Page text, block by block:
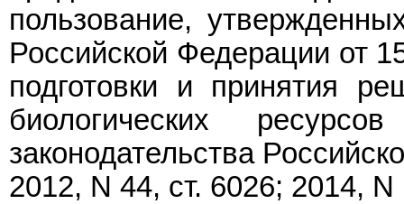
пользование,
Российской Федерации от
подготовки и принятия
биологических
законодательства
2012, N 44, ст. 6026; 2014, N